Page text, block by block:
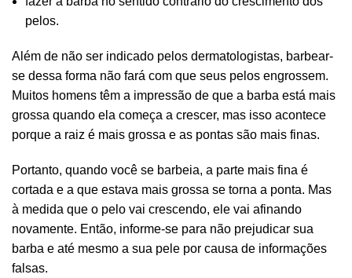
pelos.
Além de não ser indicado pelos dermatologistas, barbear-
se dessa forma não fará com que seus pelos engrossem.
Muitos homens têm a impressão de que a barba está mais
grossa quando ela começa a crescer, mas isso acontece
porque a raiz é mais grossa e as pontas são mais finas.
Portanto, quando você se barbeia, a parte mais fina é
cortada e a que estava mais grossa se torna a ponta. Mas
à medida que o pelo vai crescendo, ele vai afinando
novamente. Então, informe-se para não prejudicar sua
barba e até mesmo a sua pele por causa de informações
falsas.